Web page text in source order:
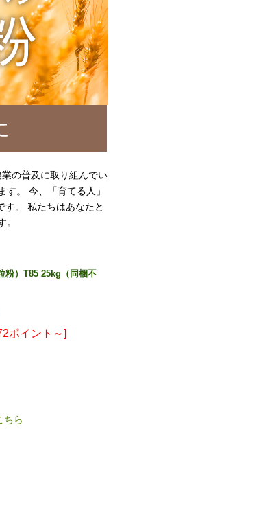
の普及に取り組んでい
。 今、「育てる人」
。 私たちはあなたと
粉）T85 25kg（同梱不
ポイント～]
ちら